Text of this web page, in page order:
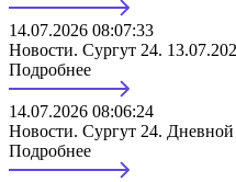
14.07.2026 08:07:33
Новости. Сургут 24.
Подробнее
14.07.2026 08:06:24
Новости. Сургут 24.
Подробнее